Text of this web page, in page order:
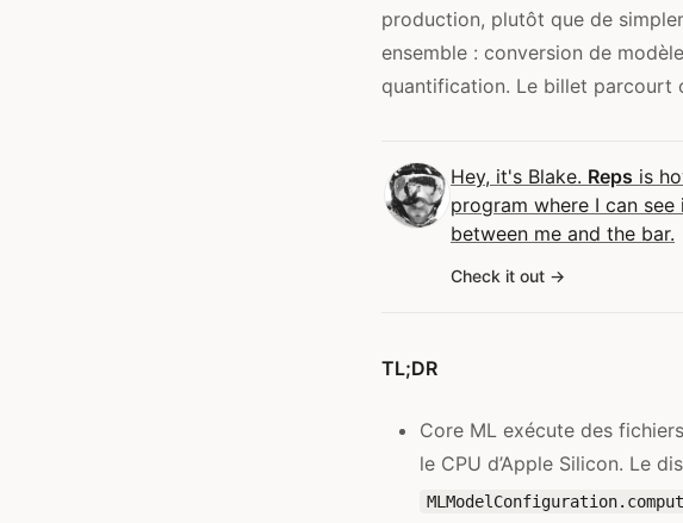
production, plutôt que de
ensemble : conversion de
quantification. Le billet parcourt
Hey, it's Blake. Reps is
program where I can
between me and the bar.
Check it out
TL;DR
Core ML exécute des fichiers
le CPU d’Apple Silicon. Le